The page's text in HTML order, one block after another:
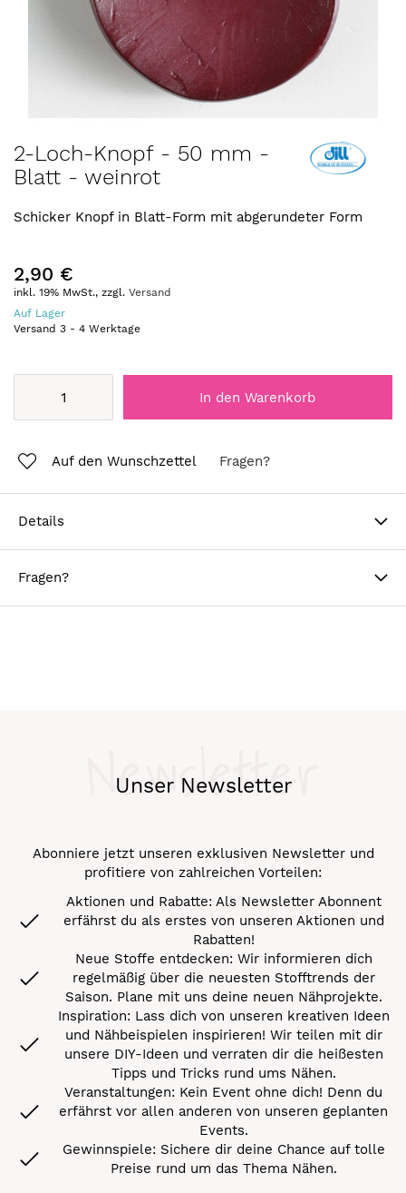
Anfang
der
springen
2-Loch-Knopf - 50 mm -
Blatt - weinrot
Schicker Knopf in Blatt-Form mit abgerundeter Form
2,90 €
inkl. 19% MwSt., zzgl. Versand
Auf Lager
Versand 3 - 4 Werktage
In den Warenkorb
Auf den Wunschzettel Fragen?
Details
Fragen?
Unser Newsletter
Newsletter
Abonniere jetzt unseren exklusiven Newsletter und
profitiere von zahlreichen Vorteilen:
Aktionen und Rabatte: Als Newsletter Abonnent
erfährst du als erstes von unseren Aktionen und
Rabatten!
Neue Stoffe entdecken: Wir informieren dich
regelmäßig über die neuesten Stofftrends der
Saison. Plane mit uns deine neuen Nähprojekte.
Inspiration: Lass dich von unseren kreativen Ideen
und Nähbeispielen inspirieren! Wir teilen mit dir
unsere DIY-Ideen und verraten dir die heißesten
Tipps und Tricks rund ums Nähen.
Veranstaltungen: Kein Event ohne dich! Denn du
erfährst vor allen anderen von unseren geplanten
Events.
Gewinnspiele: Sichere dir deine Chance auf tolle
Preise rund um das Thema Nähen.